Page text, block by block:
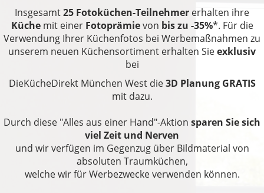
Insgesamt25 Fotoküchen-Teilnehmer erhalten ihre
Küchemit einer Fotoprämievon bis zu -35%*. Für die
Verwendung Ihrer Küchenfotos bei Werbemaßnahmen zu
unserem neuen Küchensortiment erhalten Sieexklusiv
bei
DieKücheDirekt München West die3D Planung GRATIS
mit dazu.
Durch diese "Alles aus einer Hand"-Aktion sparen Sie sich
viel Zeit und Nerven
und wir verfügen im Gegenzug über Bildmaterial von
absoluten Traumküchen,
welche wir für Werbezwecke verwenden können.